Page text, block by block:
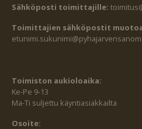
Sähköposti toimittajille:
Toimittajien sähköpostit
Toimiston aukioloaika:
Ke-Pe 9-13
Ma-Ti suljettu käyntiasiakkailta
Osoite: